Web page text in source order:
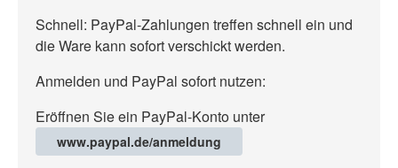
Schnell: PayPal-Zahlungen treffen schnell ein und
die Ware kann sofort verschickt werden.
Anmelden und PayPal sofort nutzen:
Eröffnen Sie ein PayPal-Konto unter
www.paypal.de/anmeldung